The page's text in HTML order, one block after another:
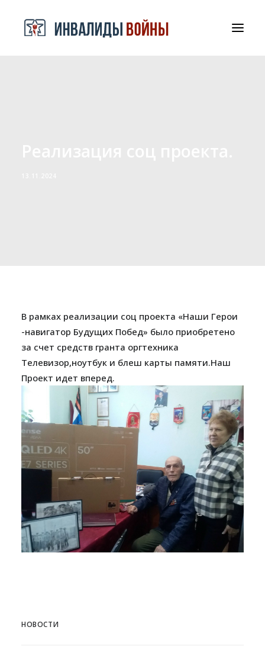
В рамках реализации соц проекта «Наши Герои
-навигатор Будущих Побед» было приобретено
за счет средств гранта оргтехника
Телевизор,ноутбук и блеш карты памяти.Наш
Проект идет вперед.
НОВОСТИ